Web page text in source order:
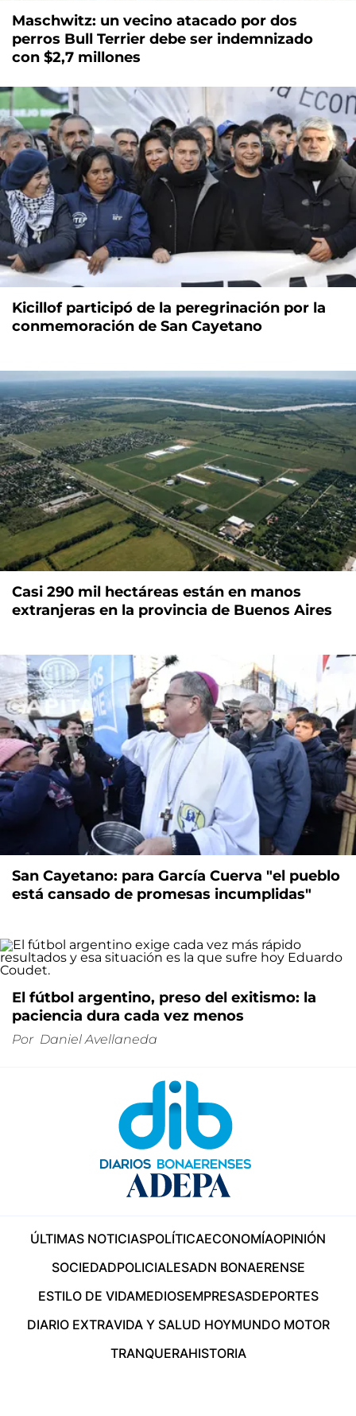
Maschwitz: un vecino atacado por dos
perros Bull Terrier debe ser indemnizado
con $2,7 millones
Kicillof participó de la peregrinación por la
conmemoración de San Cayetano
Casi 290 mil hectáreas están en manos
extranjeras en la provincia de Buenos Aires
San Cayetano: para García Cuerva "el pueblo
está cansado de promesas incumplidas"
El fútbol argentino, preso del exitismo: la
paciencia dura cada vez menos
Por Daniel Avellaneda
ÚLTIMAS NOTICIASPOLÍTICAECONOMÍAOPINIÓN
SOCIEDADPOLICIALESADN BONAERENSE
ESTILO DE VIDAMEDIOSEMPRESASDEPORTES
DIARIO EXTRAVIDA Y SALUD HOYMUNDO MOTOR
TRANQUERAHISTORIA